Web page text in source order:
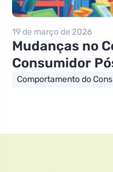
19 de março de 2026
Mudanças no
Consumidor
Comportamento do